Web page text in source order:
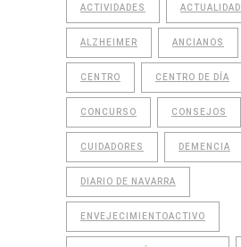
ACTIVIDADES ACTUALIDAD
ALZHEIMER ANCIANOS
CENTRO CENTRO DE DÍA
CONCURSO CONSEJOS
CUIDADORES DEMENCIA
DIARIO DE NAVARRA
ENVEJECIMIENTOACTIVO